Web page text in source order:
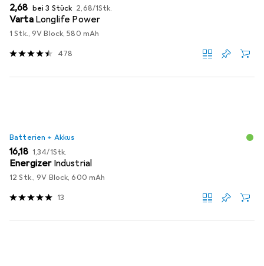
EUR
2,68 bei 3 Stück EUR
2,68/1Stk.
Varta Longlife Power
1 Stk., 9V Block, 580 mAh
478
Batterien + Akkus
EUR
16,18 EUR
1,34/1Stk.
Energizer Industrial
12 Stk., 9V Block, 600 mAh
13